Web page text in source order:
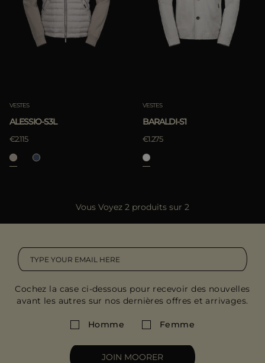
PLUS DE PAYS
APPLIQUER
Les Plus Populaires
VESTES
ALESSIO-S3L
€2.115
VESTES
BARALDI-S1
€1.275
Vous Voyez 2 produits sur 2
Cochez la case ci-dessous pour recevoir des nouvelles
avant les autres sur nos dernières offres et arrivages.
Homme Femme
JOIN MOORER